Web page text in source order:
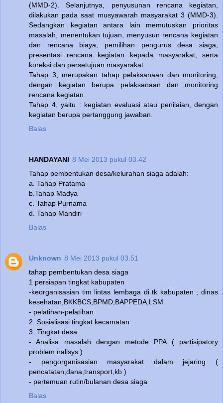
(MMD-2). Selanjutnya, penyusunan rencana kegiatan,
dilakukan pada saat musyawarah masyarakat 3 (MMD-3).
Sedangkan kegiatan antara lain memutuskan prioritas
masalah, menentukan tujuan, menyusun rencana kegiatan
dan rencana biaya, pemilihan pengurus desa siaga,
presentasi rencana kegiatan kepada masyarakat, serta
koreksi dan persetujuan masyarakat.
Tahap 3, merupakan tahap pelaksanaan dan monitoring,
dengan kegiatan berupa pelaksanaan dan monitoring
rencana kegiatan.
Tahap 4, yaitu : kegiatan evaluasi atau penilaian, dengan
kegiatan berupa pertanggung jawaban.
Balas
HANDAYANI 8 Mei 2013 pukul 03.42
Tahap pembentukan desa/kelurahan siaga adalah:
a. Tahap Pratama
b.Tahap Madya
c. Tahap Purnama
d. Tahap Mandiri
Balas
Unknown 8 Mei 2013 pukul 03.51
tahap pembentukan desa siaga
1 persiapan tingkat kabupaten
-keorganisasian tim lintas lembaga di tk kabupaten ; dinas
kesehatan,BKKBCS,BPMD,BAPPEDA,LSM
- pelatihan-pelatihan
2. Sosialisasi tingkat kecamatan
3. Tingkat desa
- Analisa masalah dengan metode PPA ( partisipatory
problem nalisys )
- pengorganisasian masyarakat dalam jejaring (
pencatatan,dana,transport,kb )
- pertemuan rutin/bulanan desa siaga
Balas